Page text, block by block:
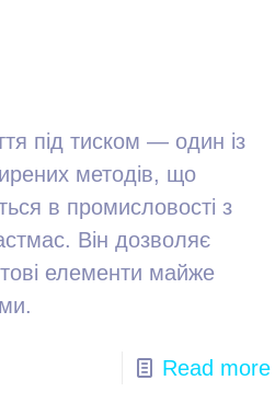
під тиском — один із
методів, що
в промисловості з
Він дозволяє
елементи майже
Read more